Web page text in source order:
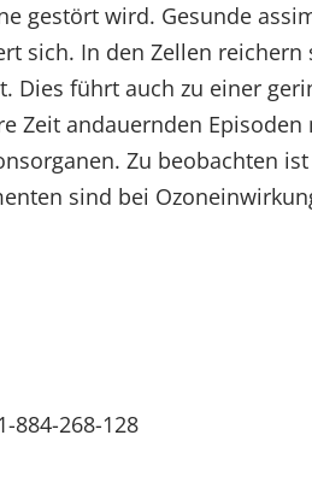
gestört wird. Gesunde
sich. In den Zellen
führt auch zu einer
Zeit andauernden
Zu beobachten
sind bei
884-268-128